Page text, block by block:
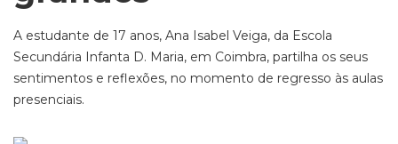
A estudante de 17 anos, Ana Isabel Veiga, da Escola
Secundária Infanta D. Maria, em Coimbra, partilha os seus
sentimentos e reflexões, no momento de regresso às aulas
presenciais.